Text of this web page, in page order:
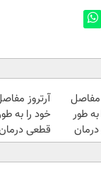
مفاصل
طور
آرتروز
خود را به
قطعی
کنید!